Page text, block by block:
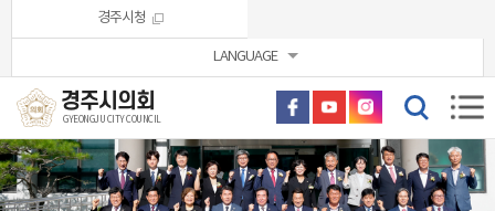
경주시청
LANGUAGE
경주시의회
GYEONGJU CITY COUNCIL